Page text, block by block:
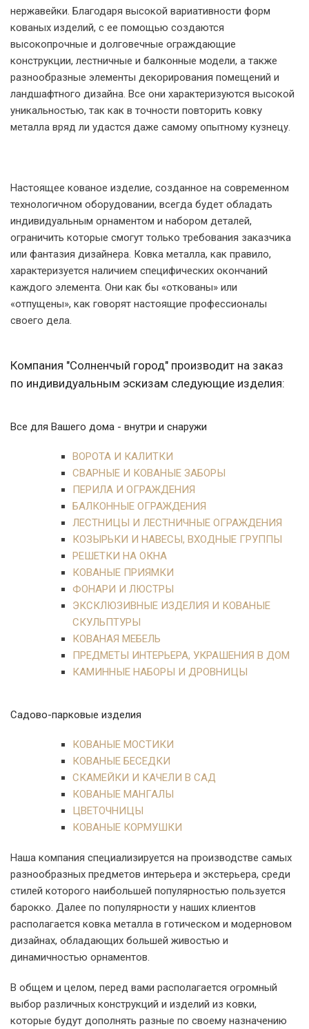
нержавейки. Благодаря высокой вариативности форм
кованых изделий, с ее помощью создаются
высокопрочные и долговечные ограждающие
конструкции, лестничные и балконные модели, а также
разнообразные элементы декорирования помещений и
ландшафтного дизайна. Все они характеризуются высокой
уникальностью, так как в точности повторить ковку
металла вряд ли удастся даже самому опытному кузнецу.
Настоящее кованое изделие, созданное на современном
технологичном оборудовании, всегда будет обладать
индивидуальным орнаментом и набором деталей,
ограничить которые смогут только требования заказчика
или фантазия дизайнера. Ковка металла, как правило,
характеризуется наличием специфических окончаний
каждого элемента. Они как бы «откованы» или
«отпущены», как говорят настоящие профессионалы
своего дела.
Компания "Солненчый город" производит на заказ
по индивидуальным эскизам следующие изделия:
Все для Вашего дома - внутри и снаружи
ВОРОТА И КАЛИТКИ
СВАРНЫЕ И КОВАНЫЕ ЗАБОРЫ
ПЕРИЛА И ОГРАЖДЕНИЯ
БАЛКОННЫЕ ОГРАЖДЕНИЯ
ЛЕСТНИЦЫ И ЛЕСТНИЧНЫЕ ОГРАЖДЕНИЯ
КОЗЫРЬКИ И НАВЕСЫ, ВХОДНЫЕ ГРУППЫ
РЕШЕТКИ НА ОКНА
КОВАНЫЕ ПРИЯМКИ
ФОНАРИ И ЛЮСТРЫ
ЭКСКЛЮЗИВНЫЕ ИЗДЕЛИЯ И КОВАНЫЕ
СКУЛЬПТУРЫ
КОВАНАЯ МЕБЕЛЬ
ПРЕДМЕТЫ ИНТЕРЬЕРА, УКРАШЕНИЯ В ДОМ
КАМИННЫЕ НАБОРЫ И ДРОВНИЦЫ
Садово-парковые изделия
КОВАНЫЕ МОСТИКИ
КОВАНЫЕ БЕСЕДКИ
СКАМЕЙКИ И КАЧЕЛИ В САД
КОВАНЫЕ МАНГАЛЫ
ЦВЕТОЧНИЦЫ
КОВАНЫЕ КОРМУШКИ
Наша компания специализируется на производстве самых
разнообразных предметов интерьера и экстерьера, среди
стилей которого наибольшей популярностью пользуется
барокко. Далее по популярности у наших клиентов
располагается ковка металла в готическом и модерновом
дизайнах, обладающих большей живостью и
динамичностью орнаментов.
В общем и целом, перед вами располагается огромный
выбор различных конструкций и изделий из ковки,
которые будут дополнять разные по своему назначению